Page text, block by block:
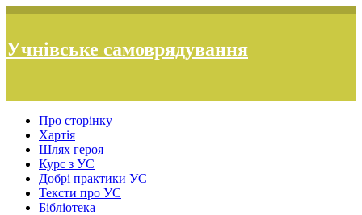
Учнівське самоврядування
Про сторінку
Хартія
Шлях героя
Курс з УС
Добрі практики УС
Тексти про УС
Бібліотека